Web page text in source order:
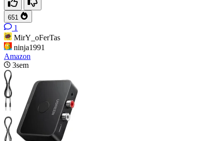
651
1
MirY_oFerTas
ninja1991
Amazon
3sem